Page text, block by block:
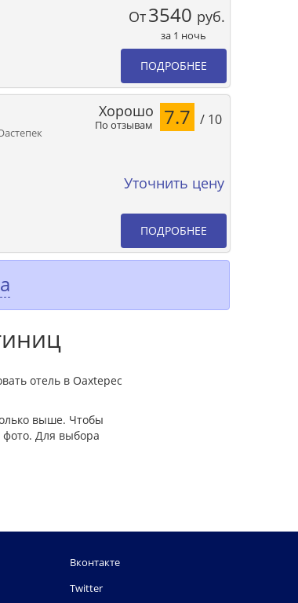
От3540 руб.
за 1 ночь
ПОДРОБНЕЕ
По отзывам
Хорошо 7.7 / 10
Уточнить цену
ПОДРОБНЕЕ
отель в Oaxtepec
выше. Чтобы
Для выбора
Вконтакте
Twitter